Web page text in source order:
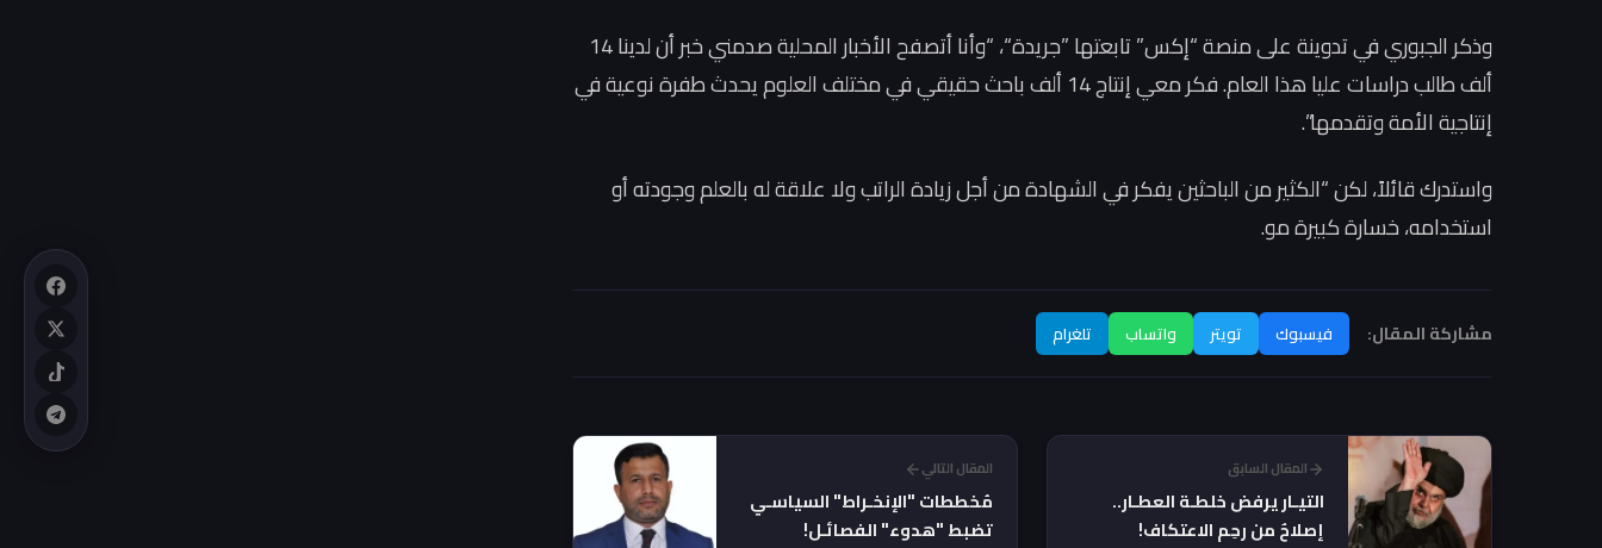
وذكر الجبوري في تدوينة على منصة “إكس” تابعتها ”جريدة“، “وأنا أتصفح الأخبار المحلية صدمني خبر أن لدينا 14
ألف طالب دراسات عليا هذا العام. فكر معي إنتاج 14 ألف باحث حقيقي في مختلف العلوم يحدث طفرة نوعية في
إنتاجية الأمة وتقدمها”.
واستدرك قائلاً، لكن “الكثير من الباحثين يفكر في الشهادة من أجل زيادة الراتب ولا علاقة له بالعلم وجودته أو
استخدامه، خسارة كبيرة مو.
مشاركة المقال: فيسبوك تويتر واتساب تلغرام
المقال السابق
التيـار يرفض خلطـة العطـار..
إصلاحٌ من رحِم الاعتكاف!
المقال التالي
مُخططات "الإنخـراط" السياسـي
تضبط "هدوء" الفصائـل!